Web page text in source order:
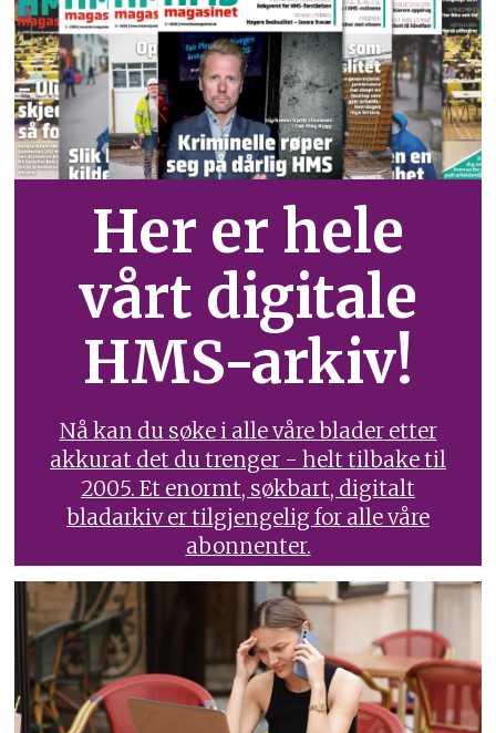
Her er hele
vårt digitale
HMS-arkiv!
Nå kan du søke i alle våre blader etter
akkurat det du trenger - helt tilbake til
2005. Et enormt, søkbart, digitalt
bladarkiv er tilgjengelig for alle våre
abonnenter.